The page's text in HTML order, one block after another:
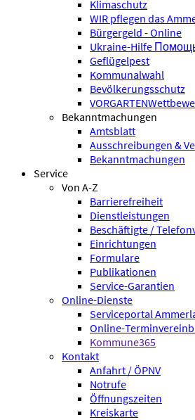
Klimaschutz
WIR pflegen das
Bürgergeld - Online
Ukraine-Hilfe
Geflügelpest
Kommunalwahl
Bevölkerungsschutz
Bekanntmachungen
Amtsblatt
Ausschreibungen &
Bekanntmachungen
Service
Von A-Z
Barrierefreiheit
Dienstleistungen
Beschäftigte /
Einrichtungen
Formulare
Publikationen
Service-Garantien
Online-Dienste
Serviceportal
Online-
Kommune365
Kontakt
Anfahrt / ÖPNV
Notrufe
Öffnungszeiten
Kreiskarte